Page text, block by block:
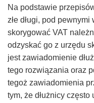
i
WSA
–
Taxfin.pl
Na podstawie
złe długi, pod
skorygować VAT
odzyskać go z urzędu
jest zawiadomienie
tego rozwiązania oraz
tegoż zawiadomienia
tym, że dłużnicy